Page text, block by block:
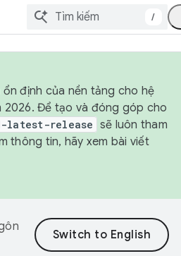
/
định của nền tảng cho hệ
2026. Để tạo và đóng góp cho
latest-release sẽ luôn tham
thông tin, hãy xem bài viết